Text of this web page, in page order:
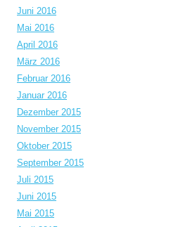
Juni 2016
Mai 2016
April 2016
März 2016
Februar 2016
Januar 2016
Dezember 2015
November 2015
Oktober 2015
September 2015
Juli 2015
Juni 2015
Mai 2015